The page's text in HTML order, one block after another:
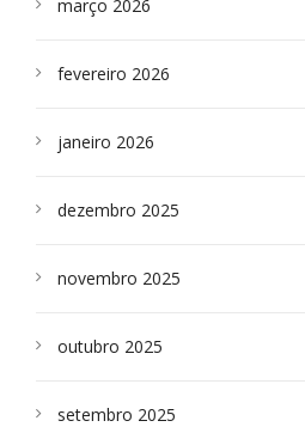
março 2026
fevereiro 2026
janeiro 2026
dezembro 2025
novembro 2025
outubro 2025
setembro 2025